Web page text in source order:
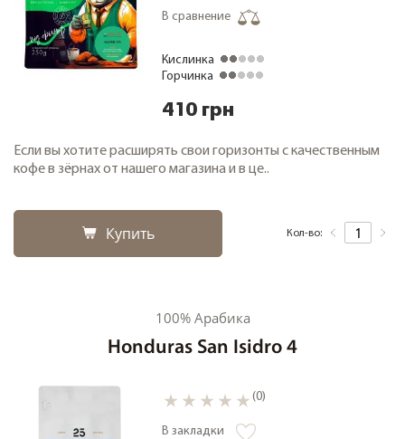
В сравнение
Кислинка
Горчинка
410 грн
Если вы хотите расширять свои горизонты с качественным
кофе в зёрнах от нашего магазина и в це..
Купить Кол-во:
100% Арабика
Honduras San Isidro 4
(0)
В закладки